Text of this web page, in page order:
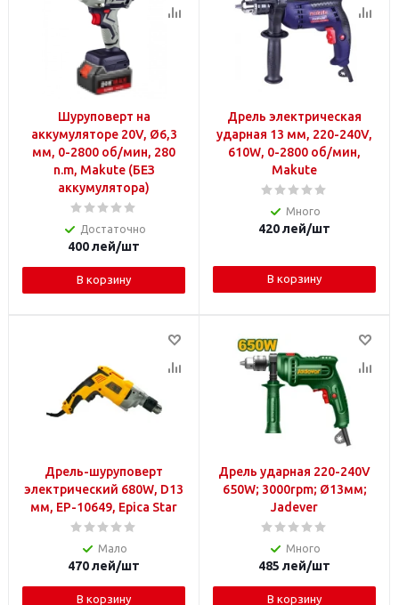
Шуруповерт на
аккумуляторе 20V, Ø6,3
мм, 0-2800 об/мин, 280
n.m, Makute (БЕЗ
аккумулятора)
Достаточно
400лей/шт
В корзину
Дрель электрическая
ударная 13 мм, 220-240V,
610W, 0-2800 об/мин,
Makute
Много
420лей/шт
В корзину
Дрель-шуруповерт
электрический 680W, D13
мм, EP-10649, Epica Star
Мало
470лей/шт
В корзину
Дрель ударная 220-240V
650W; 3000rpm; Ø13мм;
Jadever
Много
485 лей/шт
В корзину